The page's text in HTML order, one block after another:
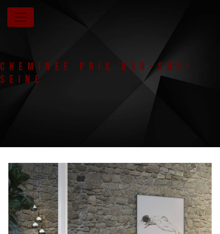
Panneau de gestion des cookies
Cheminee prix Bar-Sur-
Seine